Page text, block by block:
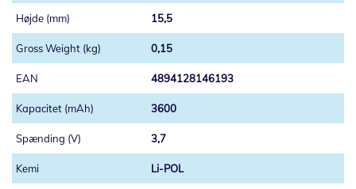
15,5
0,15
4894128146193
3600
3,7
Li-POL